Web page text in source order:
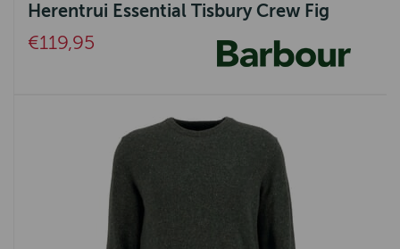
Herentrui Essential Tisbury Crew Fig
€119,95